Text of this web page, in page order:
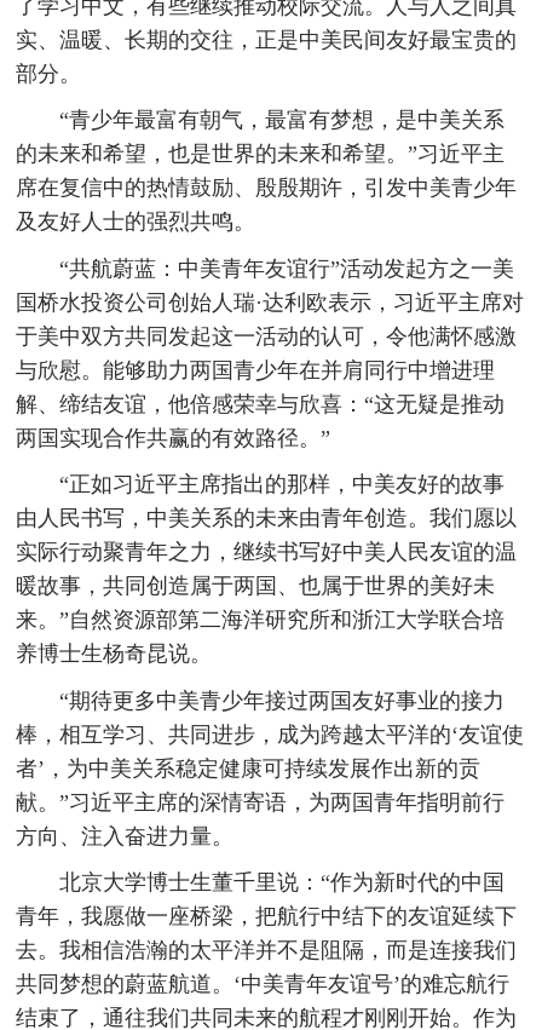
了学习中文，有些继续推动校际交流。人与人之间真
实、温暖、长期的交往，正是中美民间友好最宝贵的
部分。
“青少年最富有朝气，最富有梦想，是中美关系
的未来和希望，也是世界的未来和希望。”习近平主
席在复信中的热情鼓励、殷殷期许，引发中美青少年
及友好人士的强烈共鸣。
“共航蔚蓝：中美青年友谊行”活动发起方之一美
国桥水投资公司创始人瑞·达利欧表示，习近平主席对
于美中双方共同发起这一活动的认可，令他满怀感激
与欣慰。能够助力两国青少年在并肩同行中增进理
解、缔结友谊，他倍感荣幸与欣喜：“这无疑是推动
两国实现合作共赢的有效路径。”
“正如习近平主席指出的那样，中美友好的故事
由人民书写，中美关系的未来由青年创造。我们愿以
实际行动聚青年之力，继续书写好中美人民友谊的温
暖故事，共同创造属于两国、也属于世界的美好未
来。”自然资源部第二海洋研究所和浙江大学联合培
养博士生杨奇昆说。
“期待更多中美青少年接过两国友好事业的接力
棒，相互学习、共同进步，成为跨越太平洋的‘友谊使
者’，为中美关系稳定健康可持续发展作出新的贡
献。”习近平主席的深情寄语，为两国青年指明前行
方向、注入奋进力量。
北京大学博士生董千里说：“作为新时代的中国
青年，我愿做一座桥梁，把航行中结下的友谊延续下
去。我相信浩瀚的太平洋并不是阻隔，而是连接我们
共同梦想的蔚蓝航道。‘中美青年友谊号’的难忘航行
结束了，通往我们共同未来的航程才刚刚开始。作为